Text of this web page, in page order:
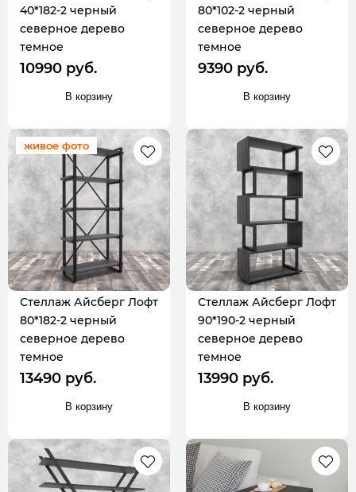
40*182-2 черный
северное дерево
темное
10990 руб.
В корзину
80*102-2 черный
северное дерево
темное
9390 руб.
В корзину
живое фото
Стеллаж Айсберг Лофт
80*182-2 черный
северное дерево
темное
13490 руб.
В корзину
Стеллаж Айсберг Лофт
90*190-2 черный
северное дерево
темное
13990 руб.
В корзину